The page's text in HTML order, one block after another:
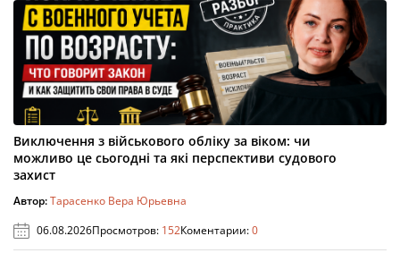
Виключення з військового обліку за віком: чи
можливо це сьогодні та які перспективи судового
захист
Автор:Тарасенко Вера Юрьевна
06.08.2026Просмотров: 152Коментарии:0